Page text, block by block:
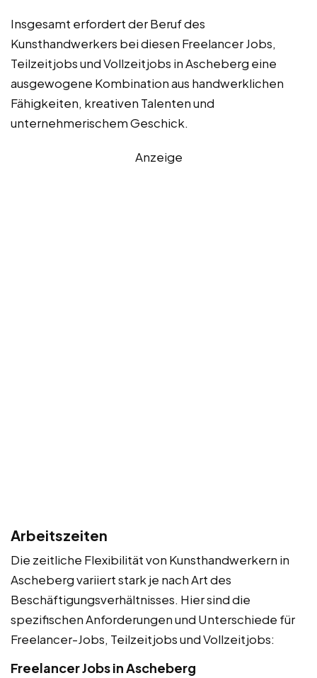
Insgesamt erfordert der Beruf des
Kunsthandwerkers bei diesen Freelancer Jobs,
Teilzeitjobs und Vollzeitjobs in Ascheberg eine
ausgewogene Kombination aus handwerklichen
Fähigkeiten, kreativen Talenten und
unternehmerischem Geschick.
Anzeige
Arbeitszeiten
Die zeitliche Flexibilität von Kunsthandwerkern in
Ascheberg variiert stark je nach Art des
Beschäftigungsverhältnisses. Hier sind die
spezifischen Anforderungen und Unterschiede für
Freelancer-Jobs, Teilzeitjobs und Vollzeitjobs:
Freelancer Jobs in Ascheberg